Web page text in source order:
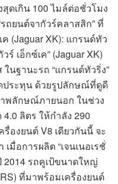
ดเกิน 100 ไมล์ต่อชั่วโมง
ถยนต์จากัวร์คลาสสิก” ที่
(Jaguar XK): แกรนด์ทัว
ร์ เอ็กซ์เค” (Jaguar XK)
ในฐานะรถ “แกรนด์ทัวริ่ง”
ดประทุน ด้วยรูปลักษณ์ที่ดูดี
พลักษณ์ภายนอก ในช่วง
ลิตร ให้กำลัง 290
องยนต์ V8 เดียวกันนี้ จะ
มื่อการผลิต “เจนเนอเรชั่
2014 รถคูเป้ขนาดใหญ่
ที่มาพร้อมเครื่องยนต์